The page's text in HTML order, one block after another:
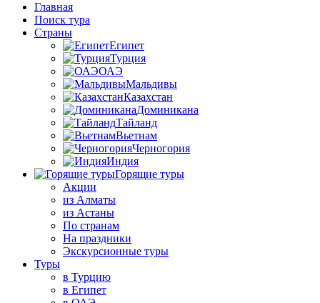
Главная
Поиск тура
Страны
Египет
Турция
ОАЭ
Мальдивы
Казахстан
Доминикана
Тайланд
Вьетнам
Черногория
Индия
Горящие туры
Акции
из Алматы
из Астаны
По странам
На праздники
Экскурсионные туры
Туры
в Турцию
в Египет